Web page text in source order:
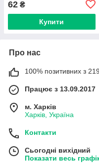
62 ₴
Купити
Про нас
100% позитивних з 219
Працює з 13.09.2017
м. Харків
Харків, Україна
Контакти
Сьогодні вихідний
Показати весь